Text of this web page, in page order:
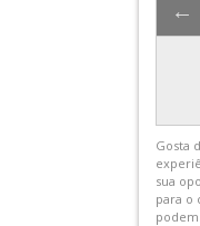
AEX-
e as
As
para